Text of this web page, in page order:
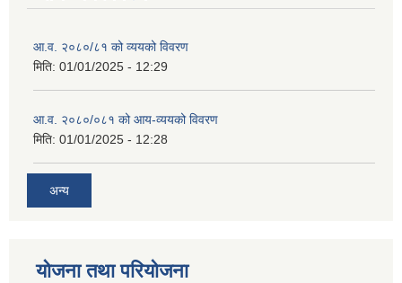
आ.व. २०८०/८१ को व्ययको विवरण
मिति: 01/01/2025 - 12:29
आ.व. २०८०/०८१ को आय-व्ययको विवरण
मिति: 01/01/2025 - 12:28
अन्य
योजना तथा परियोजना